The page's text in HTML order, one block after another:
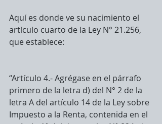
Aquí es donde ve su nacimiento el
artículo cuarto de la Ley N° 21.256,
que establece:
“Artículo 4.- Agrégase en el párrafo
primero de la letra d) del N° 2 de la
letra A del artículo 14 de la Ley sobre
Impuesto a la Renta, contenida en el